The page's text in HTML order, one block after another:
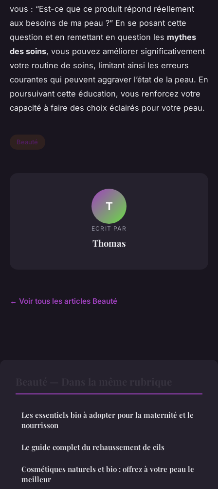
vous : “Est-ce que ce produit répond réellement
aux besoins de ma peau ?” En se posant cette
question et en remettant en question les mythes
des soins, vous pouvez améliorer significativement
votre routine de soins, limitant ainsi les erreurs
courantes qui peuvent aggraver l’état de la peau. En
poursuivant cette éducation, vous renforcez votre
capacité à faire des choix éclairés pour votre peau.
Beauté
T
ECRIT PAR
Thomas
← Voir tous les articles Beauté
Les essentiels bio à adopter pour la maternité et le
nourrisson
Le guide complet du rehaussement de cils
Cosmétiques naturels et bio : offrez à votre peau le
meilleur